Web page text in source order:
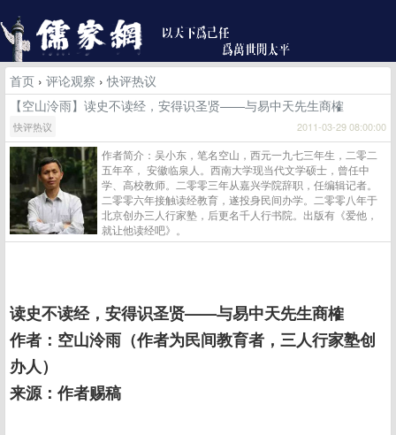
首页 › 评论观察 ›快评热议
【空山泠雨】读史不读经，安得识圣贤——与易中天先生商榷
快评热议 2011-03-29 08:00:00
作者简介：吴小东，笔名空山，西元一九七三年生，二零二
五年卒， 安徽临泉人。西南大学现当代文学硕士，曾任中
学、高校教师。二零零三年从嘉兴学院辞职，任编辑记者。
二零零六年接触读经教育，遂投身民间办学。二零零八年于
北京创办三人行家塾，后更名千人行书院。出版有《爱他，
就让他读经吧》。
读史不读经，安得识圣贤——与易中天先生商榷
作者：空山泠雨（作者为民间教育者，三人行家塾创
办人）
来源：作者赐稿